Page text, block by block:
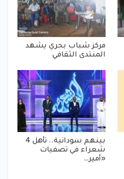
مركز شباب بحري يشهد
المنتدى الثقافي
بينهم سودانية.. تأهل 4
شعراء في تصفيات
«أمير…